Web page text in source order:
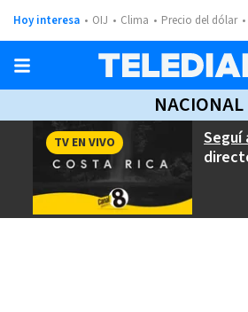
Hoy interesa OIJ Clima Precio del dólar
NACIONAL
Seguí
TV EN VIVO